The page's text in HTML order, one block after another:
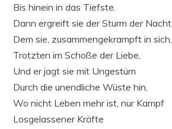
Bis hinein in das Tiefste.
Dann ergreift sie der Sturm der Nacht,
Dem sie, zusammengekrampft in sich,
Trotzten im Schoße der Liebe,
Und er jagt sie mit Ungestüm
Durch die unendliche Wüste hin,
Wo nicht Leben mehr ist, nur Kampf
Losgelassener Kräfte